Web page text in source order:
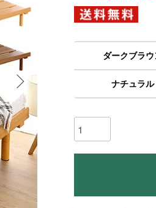
ダークブラウ
ナチュラル